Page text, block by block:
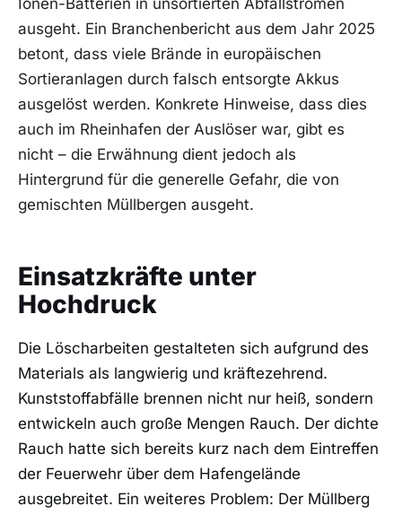
Ionen-Batterien in unsortierten Abfallströmen
ausgeht. Ein Branchenbericht aus dem Jahr 2025
betont, dass viele Brände in europäischen
Sortieranlagen durch falsch entsorgte Akkus
ausgelöst werden. Konkrete Hinweise, dass dies
auch im Rheinhafen der Auslöser war, gibt es
nicht – die Erwähnung dient jedoch als
Hintergrund für die generelle Gefahr, die von
gemischten Müllbergen ausgeht.
Einsatzkräfte unter
Hochdruck
Die Löscharbeiten gestalteten sich aufgrund des
Materials als langwierig und kräftezehrend.
Kunststoffabfälle brennen nicht nur heiß, sondern
entwickeln auch große Mengen Rauch. Der dichte
Rauch hatte sich bereits kurz nach dem Eintreffen
der Feuerwehr über dem Hafengelände
ausgebreitet. Ein weiteres Problem: Der Müllberg